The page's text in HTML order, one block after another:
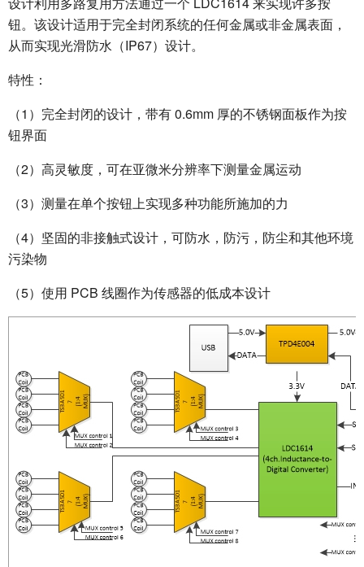
钮。该设计适用于完全封闭系统的任何金属或非金属表面，
从而实现光滑防水（IP67）设计。
特性：
（1）完全封闭的设计，带有 0.6mm 厚的不锈钢面板作为按
钮界面
（2）高灵敏度，可在亚微米分辨率下测量金属运动
（3）测量在单个按钮上实现多种功能所施加的力
（4）坚固的非接触式设计，可防水，防污，防尘和其他环境
污染物
（5）使用 PCB 线圈作为传感器的低成本设计